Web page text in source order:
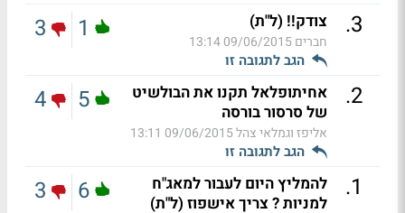
3
. צודק!! (ל"ת)
חברים09/06/2015 13:14
הגב לתגובה זו
1
3
2
.
אחיתופלאל תקנו את הבולשיט
של סרסור בורסה
אליפז וגמלאי צהל09/06/2015 13:11
הגב לתגובה זו
5
4
1
.
להמליץ היום לעבור למאג"ח
למניות ? צריך אישפוז (ל"ת)
6
3